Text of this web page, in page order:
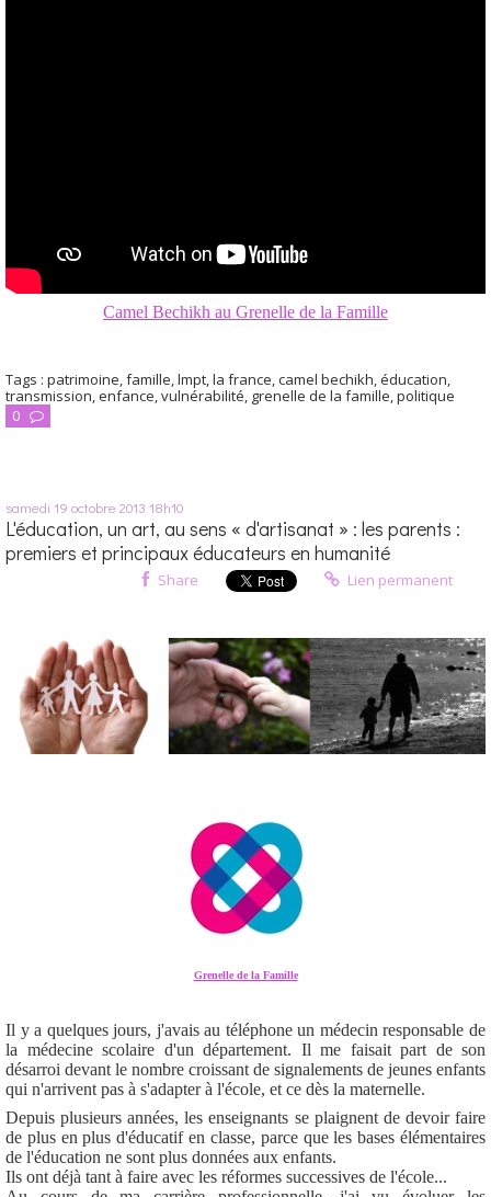
Camel Bechikh au Grenelle de la Famille
Tags : patrimoine,famille,lmpt,la france,camel bechikh,éducation,
transmission,enfance,vulnérabilité, grenelle de la famille,politique
0
samedi 19 octobre 2013 18h10
L'éducation, un art, au sens « d'artisanat » : les parents :
premiers et principaux éducateurs en humanité
Share Lien permanent
Grenelle de la Famille
Il y a quelques jours, j'avais au téléphone un médecin responsable de
la médecine scolaire d'un département. Il me faisait part de son
désarroi devant le nombre croissant de signalements de jeunes enfants
qui n'arrivent pas à s'adapter à l'école, et ce dès la maternelle.
Depuis plusieurs années, les enseignants se plaignent de devoir faire
de plus en plus d'éducatif en classe, parce que les bases élémentaires
de l'éducation ne sont plus données aux enfants.
Ils ont déjà tant à faire avec les réformes successives de l'école...